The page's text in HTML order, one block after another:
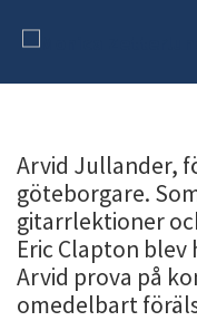
Arvid Jullander,
göteborgare.
gitarrlektioner
Eric Clapton
Arvid prova på
omedelbart